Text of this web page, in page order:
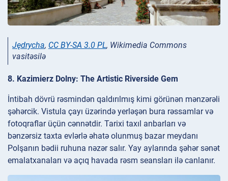
Jędrycha, CC BY-SA 3.0 PL, Wikimedia Commons
vasitəsilə
8. Kazimierz Dolny: The Artistic Riverside Gem
İntibah dövrü rəsmindən qaldırılmış kimi görünən mənzərəli
şəhərcik. Vistula çayı üzərində yerləşən bura rəssamlar və
fotoqraflar üçün cənnətdir. Tarixi taxıl anbarları və
bənzərsiz taxta evlərlə əhatə olunmuş bazar meydanı
Polşanın bədii ruhuna nəzər salır. Yay aylarında şəhər sənət
emalatxanaları və açıq havada rəsm seansları ilə canlanır.